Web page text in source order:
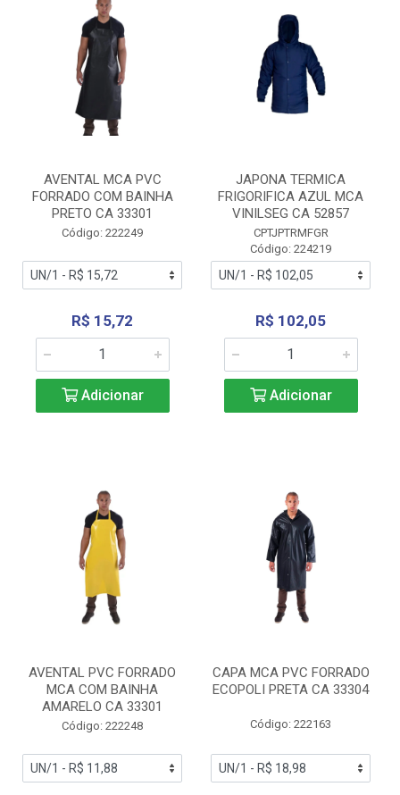
AVENTAL MCA PVC
FORRADO COM BAINHA
PRETO CA 33301
Código: 222249
R$ 15,72
Adicionar
JAPONA TERMICA
FRIGORIFICA AZUL MCA
VINILSEG CA 52857
CPTJPTRMFGR
Código: 224219
R$ 102,05
Adicionar
AVENTAL PVC FORRADO
MCA COM BAINHA
AMARELO CA 33301
Código: 222248
CAPA MCA PVC FORRADO
ECOPOLI PRETA CA 33304
Código: 222163